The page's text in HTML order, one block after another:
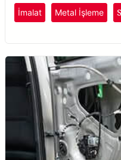
İmalat Metal İşleme